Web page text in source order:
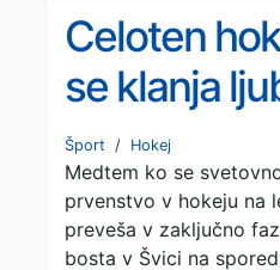
Celoten
se klanja
Olimpiji
Šport / Hokej
Medtem ko se
prvenstvo v hokeju na
preveša v zaključno
bosta v Švici na